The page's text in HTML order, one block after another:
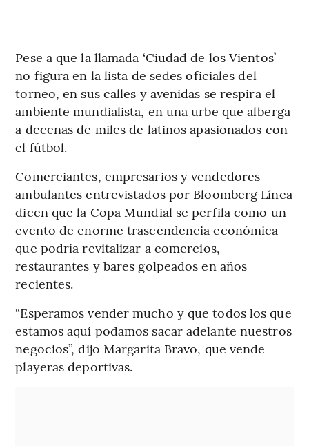
Pese a que la llamada ‘Ciudad de los Vientos’
no figura en la lista de sedes oficiales del
torneo, en sus calles y avenidas se respira el
ambiente mundialista, en una urbe que alberga
a decenas de miles de latinos apasionados con
el fútbol.
Comerciantes, empresarios y vendedores
ambulantes entrevistados por Bloomberg Línea
dicen que la Copa Mundial se perfila como un
evento de enorme trascendencia económica
que podría revitalizar a comercios,
restaurantes y bares golpeados en años
recientes.
“Esperamos vender mucho y que todos los que
estamos aquí podamos sacar adelante nuestros
negocios”, dijo Margarita Bravo, que vende
playeras deportivas.